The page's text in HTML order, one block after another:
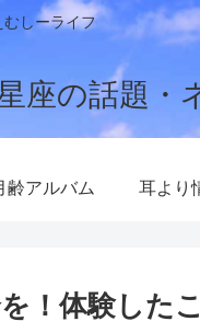
むしーライフ
座の話題・
齢アルバム 耳より
！体験した